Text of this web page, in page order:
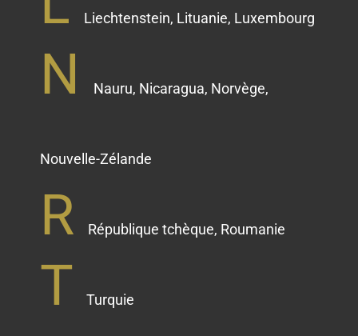
Liechtenstein, Lituanie, Luxembourg
N Nauru, Nicaragua, Norvège,
Nouvelle-Zélande
R République tchèque, Roumanie
T Turquie